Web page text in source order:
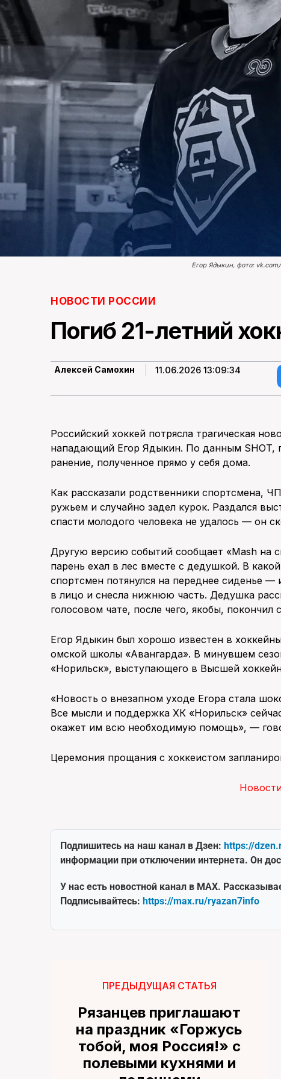
Егор Ядыкин, фото:
НОВОСТИ РОССИИ
Погиб 21-летний
Алексей Самохин 11.06.2026 13:09:34
Российский хоккей потрясла трагическая
нападающий Егор Ядыкин. По данным SHOT,
ранение, полученное прямо у себя дома.
Как рассказали родственники спортсмена,
ружьем и случайно задел курок. Раздался
спасти молодого человека не удалось — он
Другую версию событий сообщает «Mash на
парень ехал в лес вместе с дедушкой. В
спортсмен потянулся на переднее сиденье
в лицо и снесла нижнюю часть. Дедушка
голосовом чате, после чего, якобы, покончил
Егор Ядыкин был хорошо известен в
омской школы «Авангарда». В минувшем
«Норильск», выступающего в Высшей
«Новость о внезапном уходе Егора стала
Все мысли и поддержка ХК «Норильск»
окажет им всю необходимую помощь», —
Церемония прощания с хоккеистом
Подпишитесь на наш канал в Дзен: https://
информации при отключении интернета. Он
У нас есть новостной канал в MAX.
Подписывайтесь: https://max.ru/ryazan7info
ПРЕДЫДУЩАЯ СТАТЬЯ
Рязанцев приглашают
на праздник «Горжусь
тобой, моя Россия!» с
полевыми кухнями и